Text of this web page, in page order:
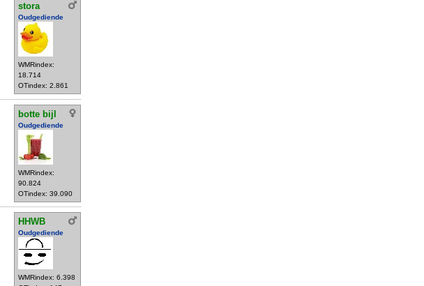
stora
Oudgediende
WMRindex:
18.714
OTindex: 2.861
botte bijl
Oudgediende
WMRindex:
90.824
OTindex: 39.090
HHWB
Oudgediende
WMRindex: 6.398